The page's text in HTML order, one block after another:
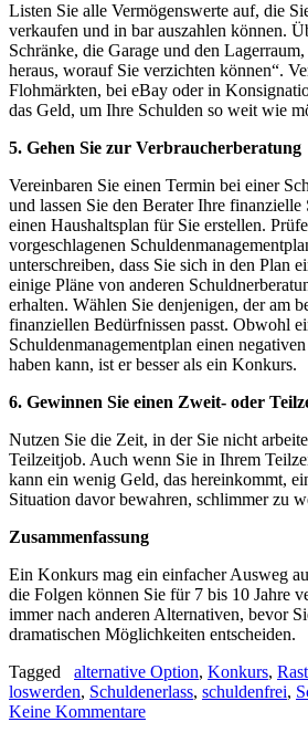
Listen Sie alle Vermögenswerte auf, die
verkaufen und in bar auszahlen können.
Schränke, die Garage und den
heraus, worauf Sie verzichten können“.
Flohmärkten, bei eBay oder in
das Geld, um Ihre Schulden so weit wie
5. Gehen Sie zur Verbraucherberatung
Vereinbaren Sie einen Termin bei einer
und lassen Sie den Berater Ihre
einen Haushaltsplan für Sie erstellen.
vorgeschlagenen
unterschreiben, dass Sie sich in den Plan
einige Pläne von anderen
erhalten. Wählen Sie denjenigen, der am
finanziellen Bedürfnissen passt. Obwohl
Schuldenmanagementplan einen
haben kann, ist er besser als ein Konkurs.
6. Gewinnen Sie einen Zweit- oder
Nutzen Sie die Zeit, in der Sie nicht
Teilzeitjob. Auch wenn Sie in Ihrem
kann ein wenig Geld, das hereinkommt,
Situation davor bewahren, schlimmer zu
Zusammenfassung
Ein Konkurs mag ein einfacher Ausweg
die Folgen können Sie für 7 bis 10 Jahre
immer nach anderen Alternativen, bevor
dramatischen Möglichkeiten entscheiden.
Tagged
alternative Option, Konkurs,
loswerden, Schuldenerlass, schuldenfrei,
Keine Kommentare